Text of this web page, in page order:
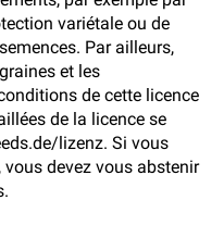
variétale ou de
Par ailleurs,
et les
de cette licence
de la licence se
lizenz. Si vous
devez vous abstenir